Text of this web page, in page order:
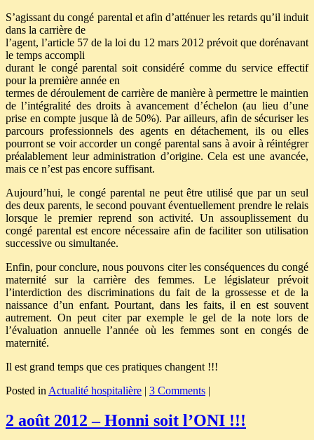
S’agissant du congé parental et afin d’atténuer les retards qu’il induit
dans la carrière de
l’agent, l’article 57 de la loi du 12 mars 2012 prévoit que dorénavant
le temps accompli
durant le congé parental soit considéré comme du service effectif
pour la première année en
termes de déroulement de carrière de manière à permettre le maintien
de l’intégralité des droits à avancement d’échelon (au lieu d’une
prise en compte jusque là de 50%). Par ailleurs, afin de sécuriser les
parcours professionnels des agents en détachement, ils ou elles
pourront se voir accorder un congé parental sans à avoir à réintégrer
préalablement leur administration d’origine. Cela est une avancée,
mais ce n’est pas encore suffisant.
Aujourd’hui, le congé parental ne peut être utilisé que par un seul
des deux parents, le second pouvant éventuellement prendre le relais
lorsque le premier reprend son activité. Un assouplissement du
congé parental est encore nécessaire afin de faciliter son utilisation
successive ou simultanée.
Enfin, pour conclure, nous pouvons citer les conséquences du congé
maternité sur la carrière des femmes. Le législateur prévoit
l’interdiction des discriminations du fait de la grossesse et de la
naissance d’un enfant. Pourtant, dans les faits, il en est souvent
autrement. On peut citer par exemple le gel de la note lors de
l’évaluation annuelle l’année où les femmes sont en congés de
maternité.
Il est grand temps que ces pratiques changent !!!
Posted in Actualité hospitalière | 3 Comments |
2 août 2012 – Honni soit l’ONI !!!